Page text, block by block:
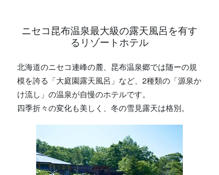
ニセコ昆布温泉最大級の露天風呂を有す
るリゾートホテル
北海道のニセコ連峰の麓、昆布温泉郷では随ーの規
模を誇る「大庭園露天風呂」など、2種類の「源泉か
け流し」の温泉が自慢のホテルです。
四季折々の変化も美しく、冬の雪見露天は格別。